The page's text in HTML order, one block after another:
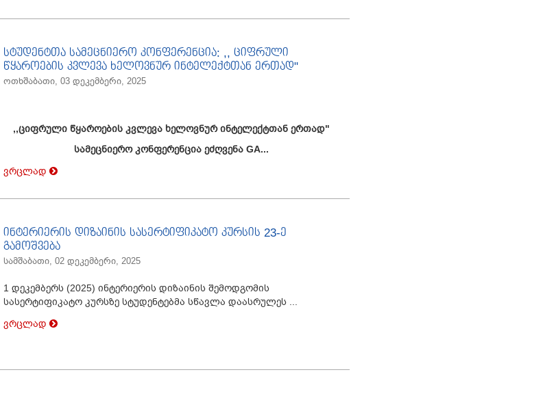
სტუდენტთა სამეცნიერო კონფერენცია: ,, ციფრული
წყაროების კვლევა ხელოვნურ ინტელექტთან ერთად"
ოთხშაბათი, 03 დეკემბერი, 2025
,,ციფრული წყაროების კვლევა ხელოვნურ ინტელექტთან ერთად"
სამეცნიერო კონფერენცია ეძღვენა GA...
ვრცლად
ინტერიერის დიზაინის სასერტიფიკატო კურსის 23-ე
გამოშვება
სამშაბათი, 02 დეკემბერი, 2025
1 დეკემბერს (2025) ინტერიერის დიზაინის შემოდგომის
სასერტიფიკატო კურსზე სტუდენტებმა სწავლა დაასრულეს ...
ვრცლად